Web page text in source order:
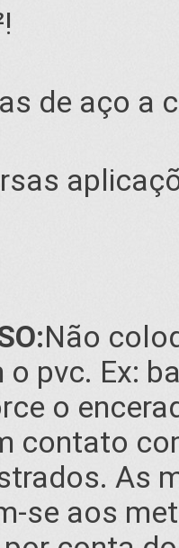
de aço a
Não
pvc. Ex:
o
contato
As
se aos